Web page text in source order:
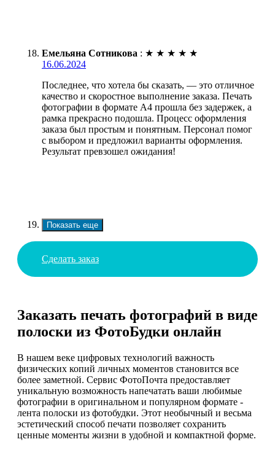
Емельяна Сотникова : ★ ★ ★ ★ ★
16.06.2024
Последнее, что хотела бы сказать, — это отличное
качество и скоростное выполнение заказа. Печать
фотографии в формате А4 прошла без задержек, а
рамка прекрасно подошла. Процесс оформления
заказа был простым и понятным. Персонал помог
с выбором и предложил варианты оформления.
Результат превзошел ожидания!
Показать еще
Сделать заказ
Заказать печать фотографий в виде
полоски из ФотоБудки онлайн
В нашем веке цифровых технологий важность
физических копий личных моментов становится все
более заметной. Сервис ФотоПочта предоставляет
уникальную возможность напечатать ваши любимые
фотографии в оригинальном и популярном формате -
лента полоски из фотобудки. Этот необычный и весьма
эстетический способ печати позволяет сохранить
ценные моменты жизни в удобной и компактной форме.